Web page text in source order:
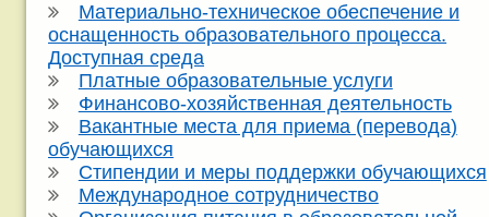
Материально-техническое обеспечение и
оснащенность образовательного процесса.
Доступная среда
Платные образовательные услуги
Финансово-хозяйственная деятельность
Вакантные места для приема (перевода)
обучающихся
Стипендии и меры поддержки обучающихся
Международное сотрудничество